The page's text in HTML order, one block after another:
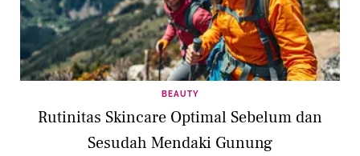
BEAUTY
Rutinitas Skincare Optimal Sebelum dan
Sesudah Mendaki Gunung